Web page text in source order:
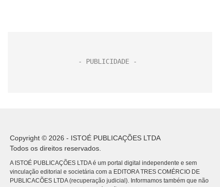
Copyright © 2026 - ISTOÉ PUBLICAÇÕES LTDA
Todos os direitos reservados.
A ISTOÉ PUBLICAÇÕES LTDA é um portal digital independente e sem
vinculação editorial e societária com a EDITORA TRES COMÉRCIO DE
PUBLICACÕES LTDA (recuperação judicial). Informamos também que não